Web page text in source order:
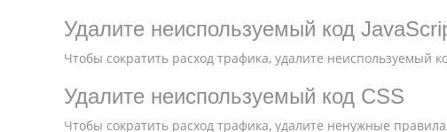
Удалите неиспользуемый код
Чтобы сократить расход трафика, удалите неиспользуемый
Удалите неиспользуемый код CSS
Чтобы сократить расход трафика, удалите ненужные